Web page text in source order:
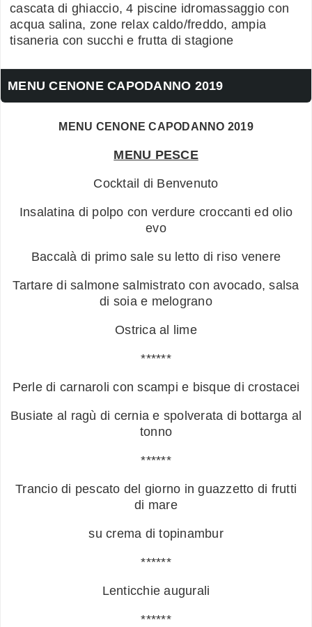
cascata di ghiaccio, 4 piscine idromassaggio con
acqua salina, zone relax caldo/freddo, ampia
tisaneria con succhi e frutta di stagione
MENU CENONE CAPODANNO 2019
MENU CENONE CAPODANNO 2019
MENU PESCE
Cocktail di Benvenuto
Insalatina di polpo con verdure croccanti ed olio
evo
Baccalà di primo sale su letto di riso venere
Tartare di salmone salmistrato con avocado, salsa
di soia e melograno
Ostrica al lime
******
Perle di carnaroli con scampi e bisque di crostacei
Busiate al ragù di cernia e spolverata di bottarga al
tonno
******
Trancio di pescato del giorno in guazzetto di frutti
di mare
su crema di topinambur
******
Lenticchie augurali
******